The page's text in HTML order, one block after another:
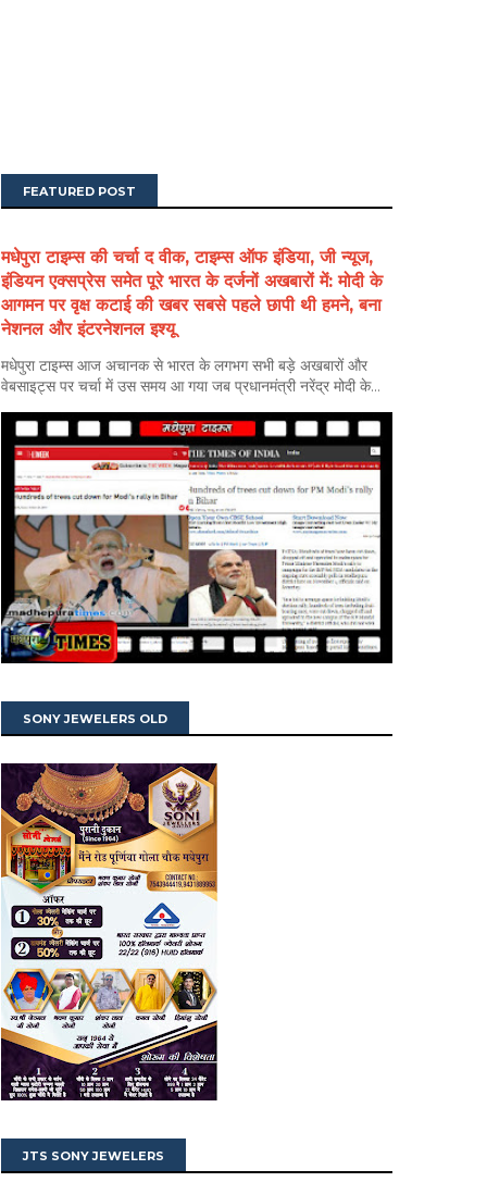
FEATURED POST
मधेपुरा टाइम्स की चर्चा द वीक, टाइम्स ऑफ इंडिया, जी न्यूज,
इंडियन एक्सप्रेस समेत पूरे भारत के दर्जनों अखबारों में: मोदी के
आगमन पर वृक्ष कटाई की खबर सबसे पहले छापी थी हमने, बना
नेशनल और इंटरनेशनल इश्यू
मधेपुरा टाइम्स आज अचानक से भारत के लगभग सभी बड़े अखबारों और
वेबसाइट्स पर चर्चा में उस समय आ गया जब प्रधानमंत्री नरेंद्र मोदी के...
SONY JEWELERS OLD
JTS SONY JEWELERS